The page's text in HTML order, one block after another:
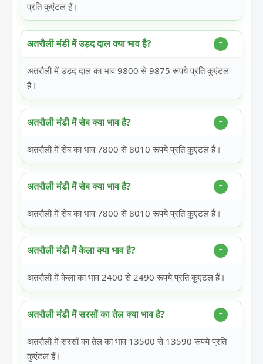
प्रति कुएंटल हैं।
अतरौली मंडी में उड़द दाल क्या भाव है?
अतरौली में उड़द दाल का भाव 9800 से 9875 रूपये प्रति कुएंटल
हैं।
अतरौली मंडी में सेब क्या भाव है?
अतरौली में सेब का भाव 7800 से 8010 रूपये प्रति कुएंटल हैं।
अतरौली मंडी में सेब क्या भाव है?
अतरौली में सेब का भाव 7800 से 8010 रूपये प्रति कुएंटल हैं।
अतरौली मंडी में केला क्या भाव है?
अतरौली में केला का भाव 2400 से 2490 रूपये प्रति कुएंटल हैं।
अतरौली मंडी में सरसों का तेल क्या भाव है?
अतरौली में सरसों का तेल का भाव 13500 से 13590 रूपये प्रति
कुएंटल हैं।